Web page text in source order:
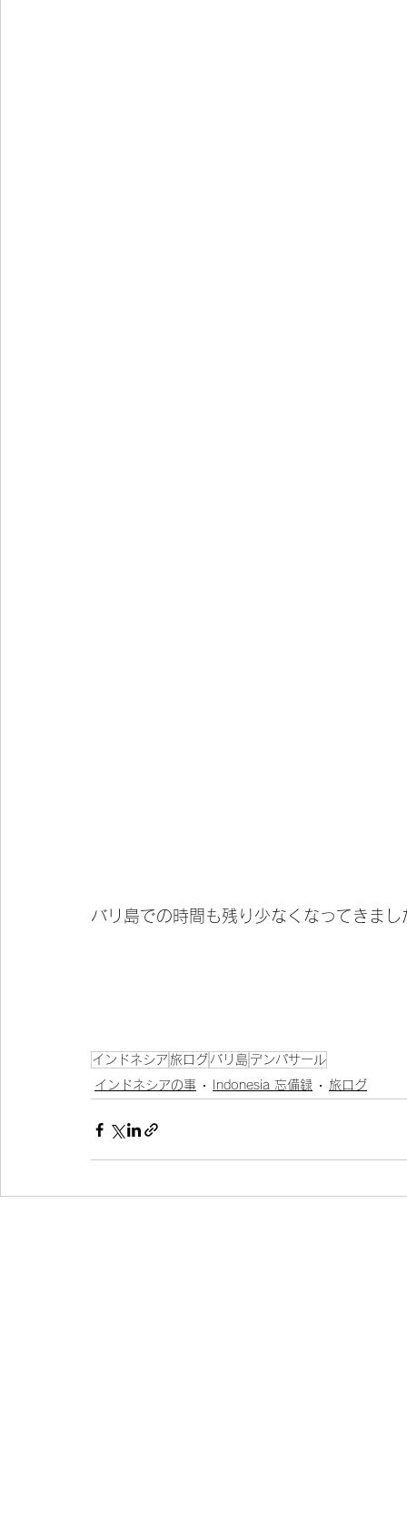
バリ島での時間も残り少なくなってきまし
インドネシア 旅ログ バリ島 デンパサール
インドネシアの事
Indonesia 忘備録 旅ログ